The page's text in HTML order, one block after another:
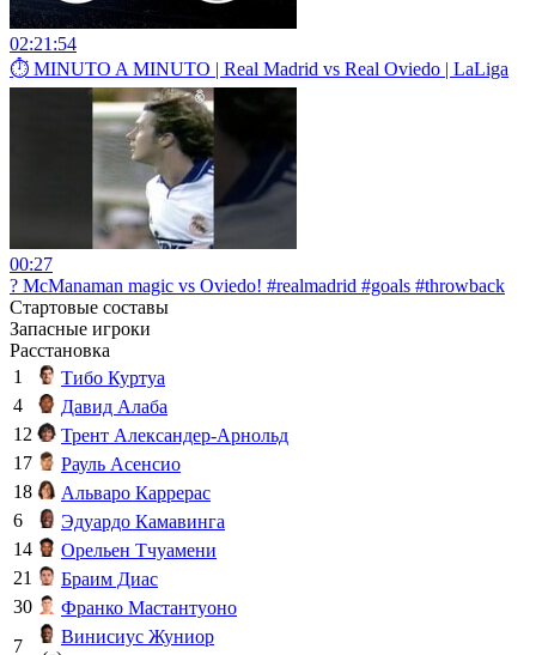
02:21:54
⏱️ MINUTO A MINUTO | Real Madrid vs Real Oviedo | LaLiga
00:27
? McManaman magic vs Oviedo! #realmadrid #goals #throwback
Стартовые составы
Запасные игроки
Расстановка
1
Тибо Куртуа
4
Давид Алаба
12
Трент Александер-Арнольд
17
Рауль Асенсио
18
Альваро Каррерас
6
Эдуардо Камавинга
14
Орельен Тчуамени
21
Браим Диас
30
Франко Мастантуоно
7
Винисиус Жуниор